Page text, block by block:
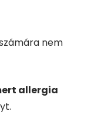
nem
allergia